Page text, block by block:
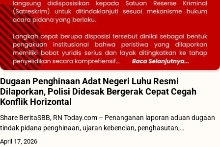
Dugaan Penghinaan Adat Negeri Luhu Resmi
Dilaporkan, Polisi Didesak Bergerak Cepat Cegah
Konflik Horizontal
Share BeritaSBB, RN Today.com – Penanganan laporan aduan dugaan
tindak pidana penghinaan, ujaran kebencian, penghasutan,…
April 17, 2026